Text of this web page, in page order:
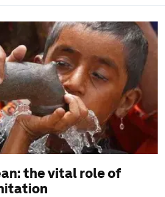
the vital role of